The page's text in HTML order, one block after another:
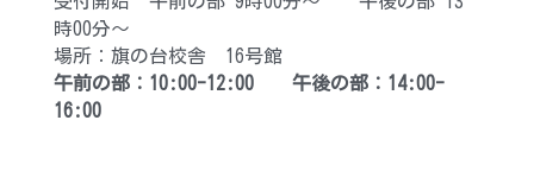
時00分～
場所：旗の台校舎　16号館
午前の部：10:00-12:00　　午後の部：14:00-
16:00